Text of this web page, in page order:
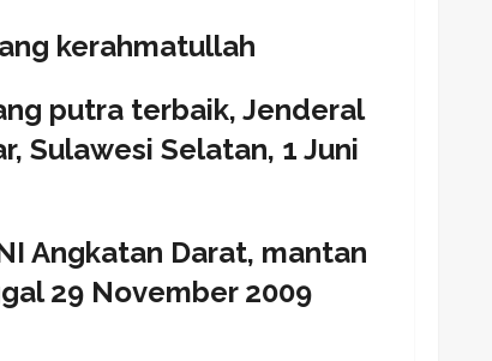
kerahmatullah
putra terbaik, Jenderal
Sulawesi Selatan, 1 Juni
Angkatan Darat, mantan
29 November 2009